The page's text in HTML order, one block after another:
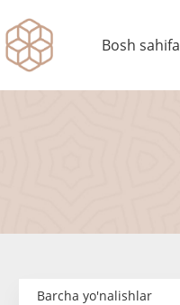
Bosh sahifa
Barcha yo'nalishlar